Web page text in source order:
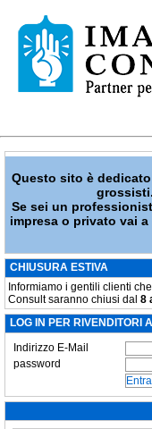
Questo sito è
grossisti.
Se sei un
impresa o privato vai a
CHIUSURA ESTIVA
Informiamo i gentili clienti
Consult saranno chiusi dal 8
LOG IN PER RIVENDITORI
Indirizzo E-Mail
password